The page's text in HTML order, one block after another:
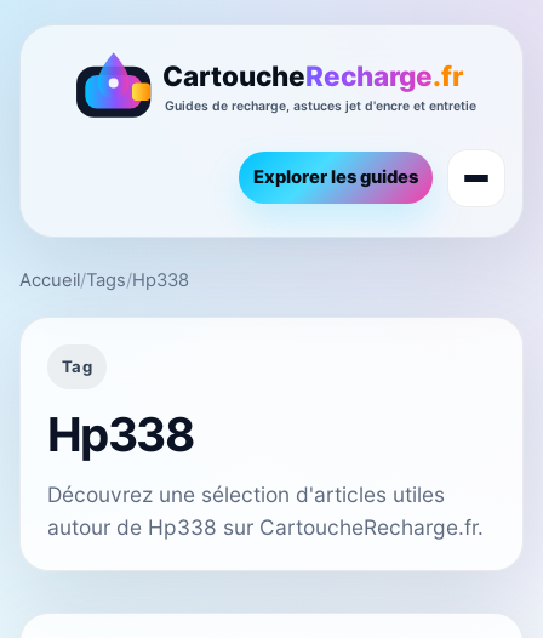
Explorer les guides
Accueil/Tags/Hp338
Tag
Hp338
Découvrez une sélection d'articles utiles
autour de Hp338 sur CartoucheRecharge.fr.